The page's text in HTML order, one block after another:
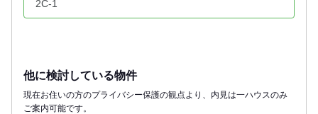
他に検討している物件
現在お住いの方のプライバシー保護の観点より、内見は一ハウスのみ
ご案内可能です。